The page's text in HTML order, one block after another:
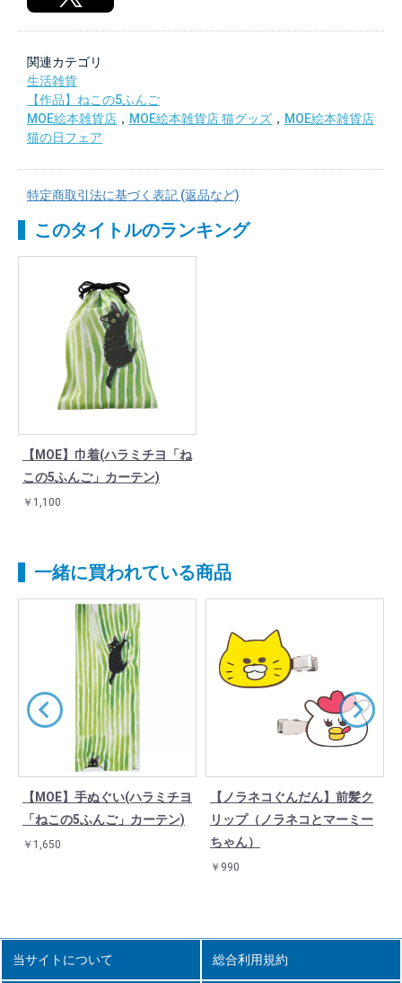
関連カテゴリ
生活雑貨
【作品】ねこの5ふんご
MOE絵本雑貨店 ， MOE絵本雑貨店 猫グッズ ， MOE絵本雑貨店
猫の日フェア
特定商取引法に基づく表記 (返品など)
このタイトルのランキング
【MOE】巾着(ハラミチヨ「ね
この5ふんご」カーテン)
￥1,100
一緒に買われている商品
【MOE】手ぬぐい(ハラミチヨ
「ねこの5ふんご」カーテン)
￥1,650
【ノラネコぐんだん】前髪ク
リップ（ノラネコとマーミー
ちゃん）
￥990
当サイトについて 総合利用規約